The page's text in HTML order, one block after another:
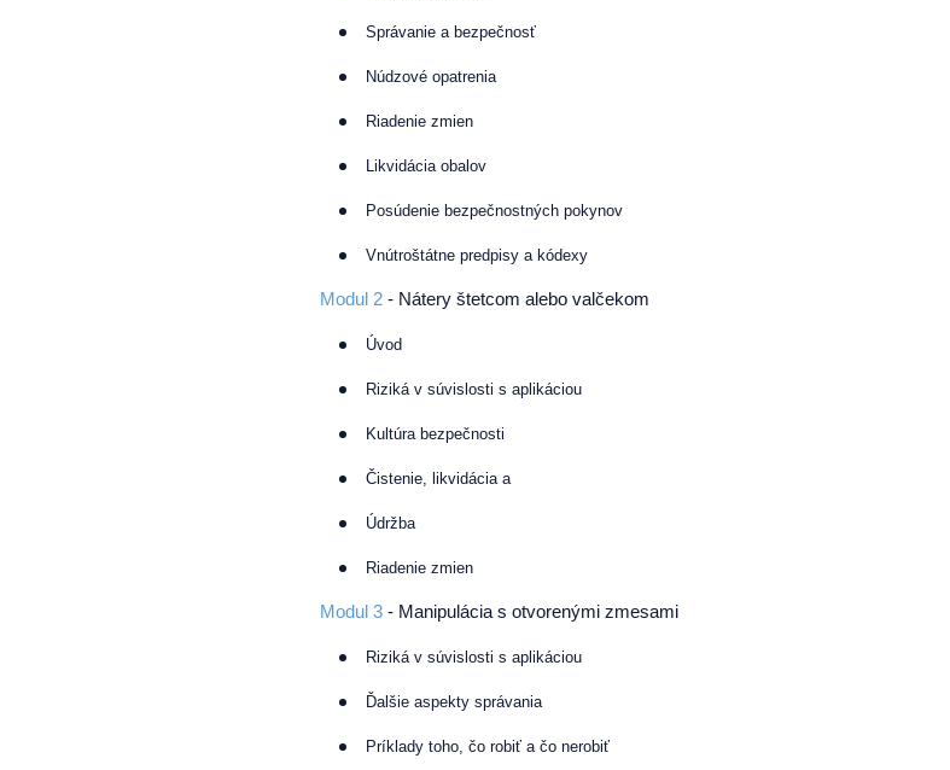
Správanie a bezpečnosť
Núdzové opatrenia
Riadenie zmien
Likvidácia obalov
Posúdenie bezpečnostných pokynov
Vnútroštátne predpisy a kódexy
Modul 2- Nátery štetcom alebo valčekom
Úvod
Riziká v súvislosti s aplikáciou
Kultúra bezpečnosti
Čistenie, likvidácia a
Údržba
Riadenie zmien
Modul 3- Manipulácia s otvorenými zmesami
Riziká v súvislosti s aplikáciou
Ďalšie aspekty správania
Príklady toho, čo robiť a čo nerobiť